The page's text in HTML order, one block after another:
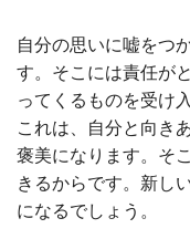
自分の思いに嘘をつ
す。そこには責任が
ってくるものを受け
これは、自分と向き
褒美になります。そ
きるからです。新し
になるでしょう。